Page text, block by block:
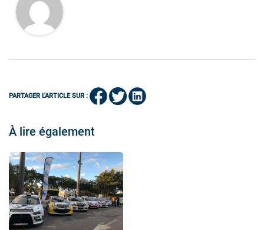
PARTAGER L'ARTICLE SUR :
À lire également